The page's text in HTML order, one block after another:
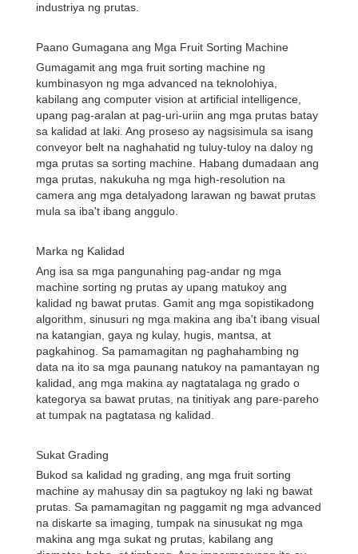
industriya ng prutas.
Paano Gumagana ang Mga Fruit Sorting Machine
Gumagamit ang mga fruit sorting machine ng
kumbinasyon ng mga advanced na teknolohiya,
kabilang ang computer vision at artificial intelligence,
upang pag-aralan at pag-uri-uriin ang mga prutas batay
sa kalidad at laki. Ang proseso ay nagsisimula sa isang
conveyor belt na naghahatid ng tuluy-tuloy na daloy ng
mga prutas sa sorting machine. Habang dumadaan ang
mga prutas, nakukuha ng mga high-resolution na
camera ang mga detalyadong larawan ng bawat prutas
mula sa iba't ibang anggulo.
Marka ng Kalidad
Ang isa sa mga pangunahing pag-andar ng mga
machine sorting ng prutas ay upang matukoy ang
kalidad ng bawat prutas. Gamit ang mga sopistikadong
algorithm, sinusuri ng mga makina ang iba't ibang visual
na katangian, gaya ng kulay, hugis, mantsa, at
pagkahinog. Sa pamamagitan ng paghahambing ng
data na ito sa mga paunang natukoy na pamantayan ng
kalidad, ang mga makina ay nagtatalaga ng grado o
kategorya sa bawat prutas, na tinitiyak ang pare-pareho
at tumpak na pagtatasa ng kalidad.
Sukat Grading
Bukod sa kalidad ng grading, ang mga fruit sorting
machine ay mahusay din sa pagtukoy ng laki ng bawat
prutas. Sa pamamagitan ng paggamit ng mga advanced
na diskarte sa imaging, tumpak na sinusukat ng mga
makina ang mga sukat ng prutas, kabilang ang